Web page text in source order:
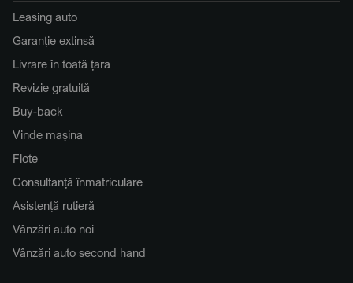
Leasing auto
Garanție extinsă
Livrare în toată țara
Revizie gratuită
Buy-back
Vinde mașina
Flote
Consultanță înmatriculare
Asistență rutieră
Vânzări auto noi
Vânzări auto second hand